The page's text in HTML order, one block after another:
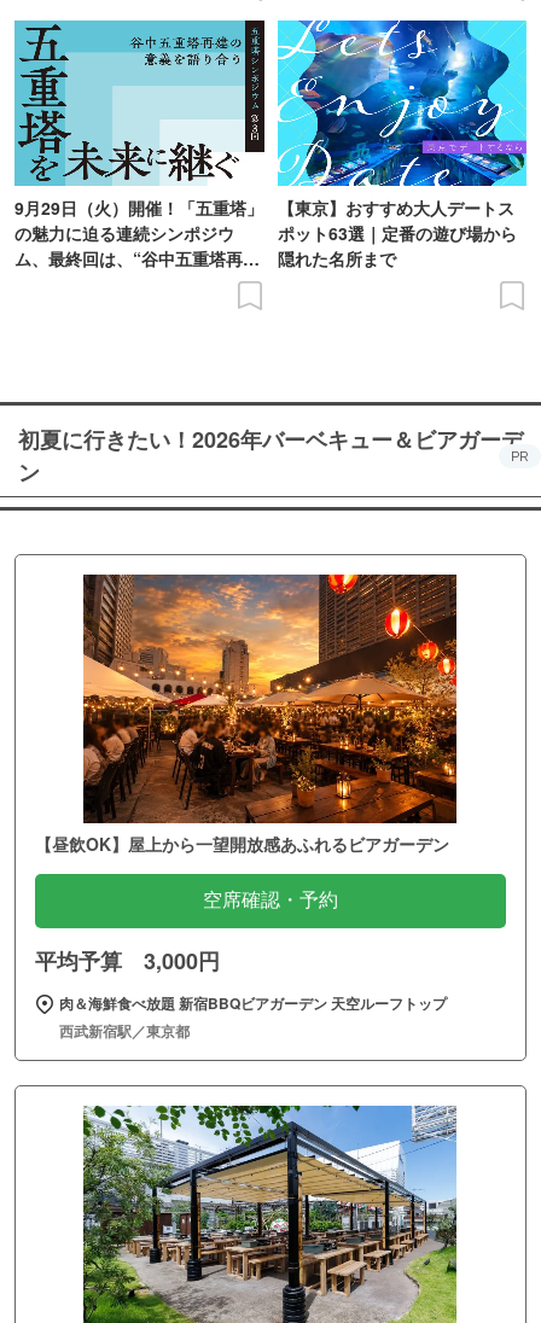
9月29日（火）開催！「五重塔」
の魅力に迫る連続シンポジウ
ム、最終回は、“谷中五重塔再建
【東京】おすすめ大人デートス
ポット63選｜定番の遊び場から
隠れた名所まで
初夏に行きたい！2026年バーベキュー＆ビアガーデ
ン
PR
【昼飲OK】屋上から一望開放感あふれるビアガーデン
空席確認・予約
平均予算 3,000円
肉＆海鮮食べ放題 新宿BBQビアガーデン 天空ルーフトップ
西武新宿駅／東京都